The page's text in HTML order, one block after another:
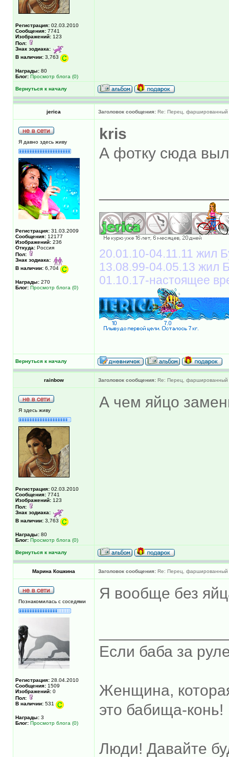
Регистрация: 02.03.2010
Сообщения: 7741
Изображений: 123
Пол:
Знак зодиака:
В наличии: 3,763
Награды: 80
Блог: Просмотр блога (0)
Вернуться к началу
jerica Заголовок сообщения: Re: Перец,
Я давно здесь живу
Регистрация: 31.03.2009
Сообщения: 12177
Изображений: 236
Откуда: Россия
Пол:
Знак зодиака:
В наличии: 6,704
Награды: 270
Блог: Просмотр блога (0)
kris
А фотку сюда
20.01.10-04.11.11 жил
13.08.99-04.05.13 жил
01.10.17-настоящее
Вернуться к началу
rainbow Заголовок сообщения: Re: Перец,
Я здесь живу
Регистрация: 02.03.2010
Сообщения: 7741
Изображений: 123
Пол:
Знак зодиака:
В наличии: 3,763
Награды: 80
Блог: Просмотр блога (0)
А чем яйцо
Вернуться к началу
Марина Кошкина Заголовок сообщения: Re: Перец,
Познакомилась с соседями
Регистрация: 28.04.2010
Сообщения: 1509
Изображений: 0
Пол:
В наличии: 531
Награды: 3
Блог: Просмотр блога (0)
Я вообще без
Если баба за
Женщина,
это бабища-конь!
Люди! Давайте